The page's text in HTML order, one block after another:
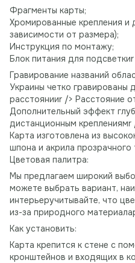
Фрагменты карты;
Хромированные крепления и
зависимости от размера);
Инструкция по монтажу;
Блок питания для
Гравирование названий
Украины четко гравированы
расстоянииr /> Расстояние
Дополнительный эффект
дистанционным
Карта изготовлена ​​из
шпона и акрила
Цветовая палитра:
Мы предлагаем широкий
можете выбрать вариант,
интерьеручитывайте, что
из-за природного
Как установить:
Карта крепится к стене с
кронштейнов и входящих в